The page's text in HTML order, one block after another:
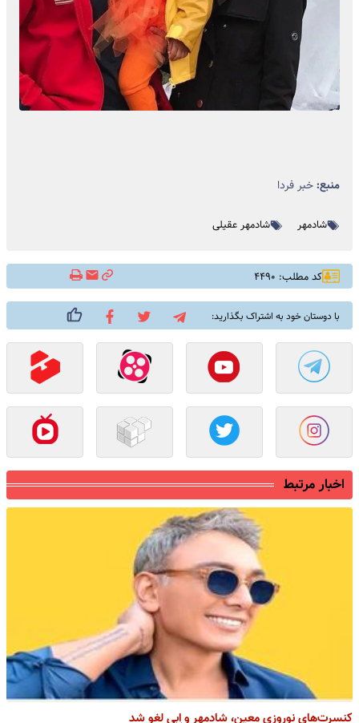
منبع:خبر فردا
شادمهر شادمهر عقيلى
کد مطلب: ۴۴۹۰
با دوستان خود به اشتراک بگذارید:
اخبار مرتبط
کنسرت‌های نوروزی معین، شادمهر و اِبی لغو شد